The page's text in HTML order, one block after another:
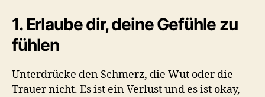
1. Erlaube dir, deine Gefühle zu
fühlen
Unterdrücke den Schmerz, die Wut oder die
Trauer nicht. Es ist ein Verlust und es ist okay,